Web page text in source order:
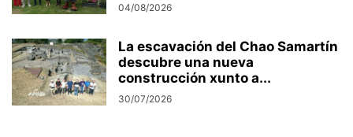
04/08/2026
La escavación del Chao Samartín
descubre una nueva
construcción xunto a...
30/07/2026